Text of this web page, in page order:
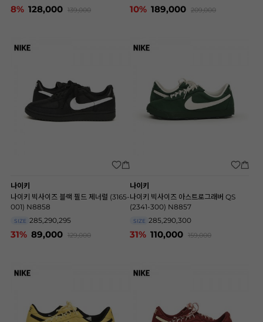
8% 128,000 139,000 10% 189,000 209,000
나이키
나이키 빅사이즈 블랙 필드 제너럴 (3165-
001) N8858
SIZE 285,290,295
31% 89,000 129,000
나이키
나이키 빅사이즈 아스트로그래버 QS
(2341-300) N8857
SIZE 285,290,300
31% 110,000 159,000